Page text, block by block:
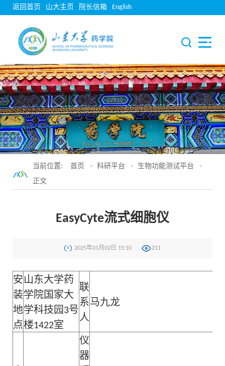
返回首页 山大主页 院长信箱 English
当前位置: 首页 - 科研平台 - 生物功能测试平台 -
正文
EasyCyte流式细胞仪
2025年01月02日 15:10 211
安
装
地
点
山东大学药
学院国家大
学科技园3号
楼1422室
联
系
人
马九龙
仪
器